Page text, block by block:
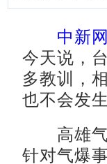
中新网
今天说，
多教训，
也不会发
高雄气
针对气爆